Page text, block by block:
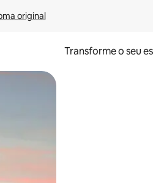
original
Transforme o seu